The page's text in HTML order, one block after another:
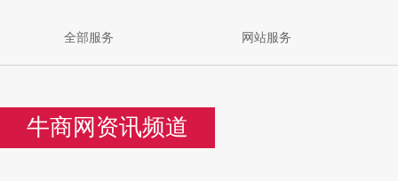
全部服务 网站服务
牛商网资讯频道